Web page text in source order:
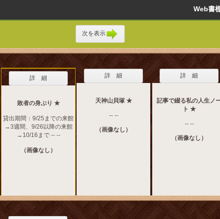
Web
次を表示
詳 細
敗者の身ぶり ★
貸出期間：9/25までの来館
→3週間、9/26以降の来館
→10/16まで -- --
（画像なし）
詳 細
天神山貝塚 ★
-- --
（画像なし）
詳 細
記事で綴る私の人生ノ
ト ★
-- --
（画像なし）